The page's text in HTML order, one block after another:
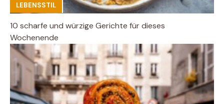
LEBENSSTIL
10 scharfe und würzige Gerichte für dieses
Wochenende